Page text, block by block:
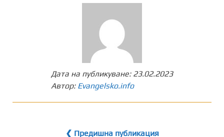
Дата на публикуване: 23.02.2023
Автор: Evangelsko.info
❮ Предишна публикация